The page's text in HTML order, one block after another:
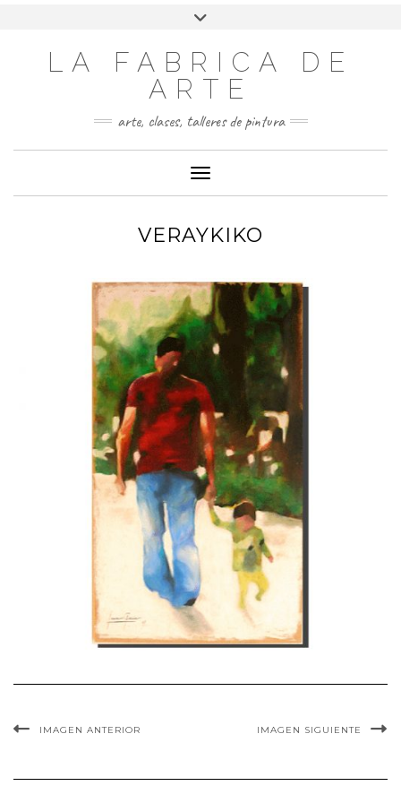
LA FABRICA DE
ARTE
arte, clases, talleres de pintura
Cambiar modo de navegación
VERAYKIKO
IMAGEN ANTERIOR IMAGEN SIGUIENTE